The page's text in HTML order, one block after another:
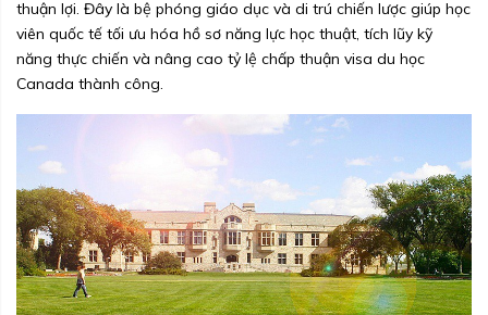
thuận lợi. Đây là bệ phóng giáo dục và di trú chiến lược giúp học
viên quốc tế tối ưu hóa hồ sơ năng lực học thuật, tích lũy kỹ
năng thực chiến và nâng cao tỷ lệ chấp thuận visa du học
Canada thành công.